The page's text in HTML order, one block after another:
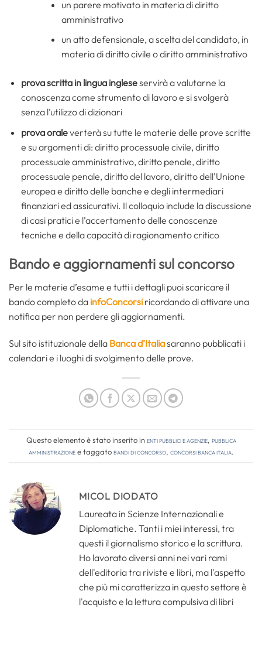
un parere motivato in materia di diritto
amministrativo
un atto defensionale, a scelta del candidato, in
materia di diritto civile o diritto amministrativo
prova scritta in lingua ingleseservirà a valutarne la
conoscenza come strumento di lavoro e si svolgerà
senza l’utilizzo di dizionari
prova oraleverterà su tutte le materie delle prove scritte
e su argomenti di: diritto processuale civile, diritto
processuale amministrativo, diritto penale, diritto
processuale penale, diritto del lavoro, diritto dell’Unione
europea e diritto delle banche e degli intermediari
finanziari ed assicurativi. Il colloquio include la discussione
di casi pratici e l’accertamento delle conoscenze
tecniche e della capacità di ragionamento critico
Bando e aggiornamenti sul concorso
Per le materie d’esame e tutti i dettagli puoi scaricare il
bando completo da infoConcorsi ricordando di attivare una
notifica per non perdere gli aggiornamenti.
Sul sito istituzionale della Banca d’Italiasaranno pubblicati i
calendari e i luoghi di svolgimento delle prove.
Questo elemento è stato inserito inEnti pubblici e agenzie, Pubblica
amministrazionee taggatobandi di concorso, concorsi banca italia.
MICOL DIODATO
Laureata in Scienze Internazionali e
Diplomatiche. Tanti i miei interessi, tra
questi il giornalismo storico e la scrittura.
Ho lavorato diversi anni nei vari rami
dell'editoria tra riviste e libri, ma l'aspetto
che più mi caratterizza in questo settore è
l'acquisto e la lettura compulsiva di libri